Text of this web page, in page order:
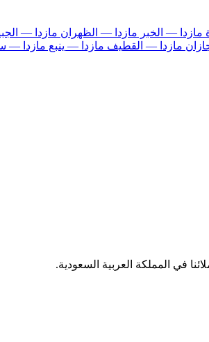
مازدا — الخبر مازدا — الظهران مازدا —
مازدا — القطيف مازدا — ينبع مازدا —
في المملكة العربية السعودية.